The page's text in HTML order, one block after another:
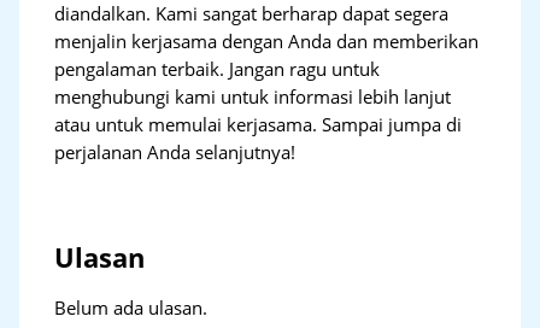
diandalkan. Kami sangat berharap dapat segera
menjalin kerjasama dengan Anda dan memberikan
pengalaman terbaik. Jangan ragu untuk
menghubungi kami untuk informasi lebih lanjut
atau untuk memulai kerjasama. Sampai jumpa di
perjalanan Anda selanjutnya!
Ulasan
Belum ada ulasan.